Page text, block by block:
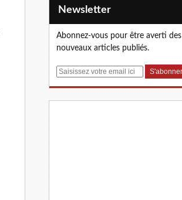
Newsletter
Abonnez-vous pour être averti des
nouveaux articles publiés.
E